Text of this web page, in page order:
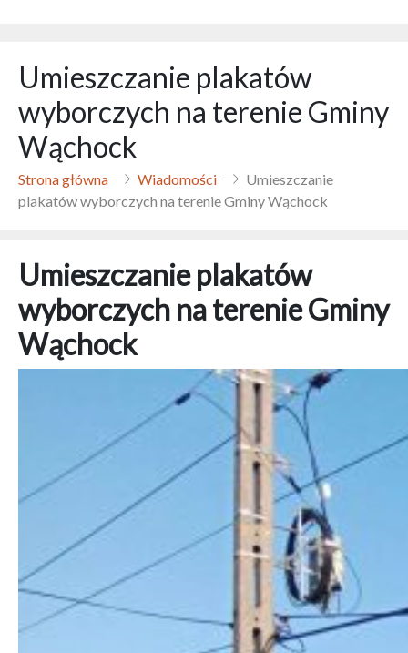
Umieszczanie plakatów
wyborczych na terenie Gminy
Wąchock
Strona główna Wiadomości
Umieszczanie
plakatów wyborczych na terenie Gminy Wąchock
Umieszczanie plakatów
wyborczych na terenie Gminy
Wąchock